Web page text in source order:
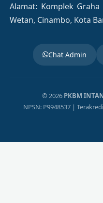
Alamat: Komplek
Wetan, Cinambo, Kota
Chat Admin
© 2026 PKBM
NPSN: P9948537 |